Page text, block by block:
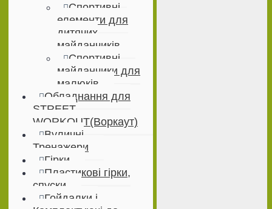
Спортивні
елементи для
дитячих
майданчиків
Спортивні
майданчики для
малюків
Обладнання для
STREET
WORKOUT(Воркаут)
Вуличні
Тренажери
Гірки
Пластикові гірки,
спуски
Гойдалки і